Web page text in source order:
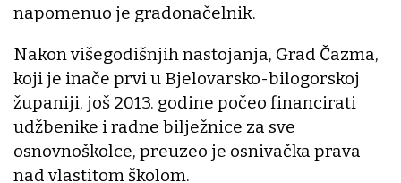
napomenuo je gradonačelnik.
Nakon višegodišnjih nastojanja, Grad Čazma,
koji je inače prvi u Bjelovarsko-bilogorskoj
županiji, još 2013. godine počeo financirati
udžbenike i radne bilježnice za sve
osnovnoškolce, preuzeo je osnivačka prava
nad vlastitom školom.